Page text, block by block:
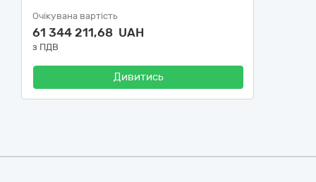
Очікувана вартість
61 344 211,68 UAH
з ПДВ
Дивитись